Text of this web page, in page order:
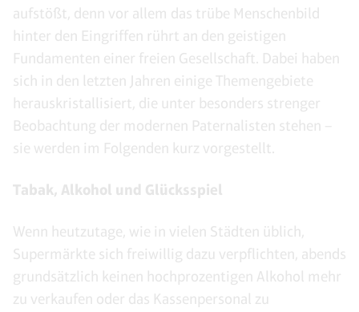
aufstößt, denn vor allem das trübe Menschenbild
hinter den Eingriffen rührt an den geistigen
Fundamenten einer freien Gesellschaft. Dabei haben
sich in den letzten Jahren einige Themengebiete
herauskristallisiert, die unter besonders strenger
Beobachtung der modernen Paternalisten stehen –
sie werden im Folgenden kurz vorgestellt.
Tabak, Alkohol und Glücksspiel
Wenn heutzutage, wie in vielen Städten üblich,
Supermärkte sich freiwillig dazu verpflichten, abends
grundsätzlich keinen hochprozentigen Alkohol mehr
zu verkaufen oder das Kassenpersonal zu